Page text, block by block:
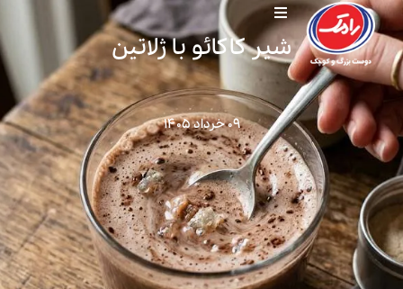
شیر کاکائو با ژلاتین
۰۹ خرداد ۱۴۰۵